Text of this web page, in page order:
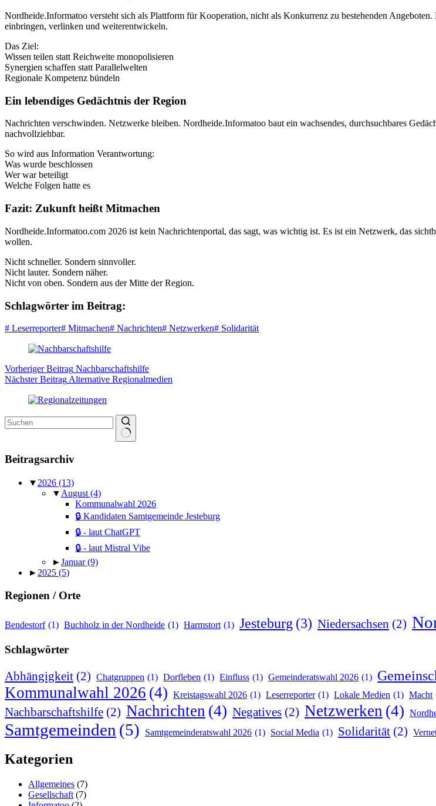
Nordheide.Informatoo versteht sich als Plattform für Kooperation, nicht als Konkurrenz zu bestehenden
einbringen, verlinken und weiterentwickeln.
Das Ziel:
Wissen teilen statt Reichweite monopolisieren
Synergien schaffen statt Parallelwelten
Regionale Kompetenz bündeln
Ein lebendiges Gedächtnis der Region
Nachrichten verschwinden. Netzwerke bleiben. Nordheide.Informatoo baut ein wachsendes, durchsuchbares
nachvollziehbar.
So wird aus Information Verantwortung:
Was wurde beschlossen
Wer war beteiligt
Welche Folgen hatte es
Fazit: Zukunft heißt Mitmachen
Nordheide.Informatoo.com 2026 ist kein Nachrichtenportal, das sagt, was wichtig ist. Es ist ein Netzwerk, das
wollen.
Nicht schneller. Sondern sinnvoller.
Nicht lauter. Sondern näher.
Nicht von oben. Sondern aus der Mitte der Region.
Schlagwörter im Beitrag:
# Leserreporter# Mitmachen# Nachrichten# Netzwerken# Solidarität
VorherigerBeitrag Nachbarschaftshilfe
NächsterBeitrag Alternative Regionalmedien
Ergebnisse
Beitragsarchiv
▼ 2026 (13)
▼ August (4)
Kommunalwahl 2026
🔒 Kandidaten Samtgemeinde Jesteburg
🔒 - laut ChatGPT
🔒 - laut Mistral Vibe
►Januar(9)
► 2025 (5)
Regionen / Orte
Bendestorf (1) Buchholz in der Nordheide (1) Harmstort (1) Jesteburg (3) Niedersachsen (2)
Schlagwörter
Abhängigkeit (2) Chatgruppen (1) Dorfleben (1) Einfluss (1) Gemeinderatswahl 2026 (1)
Kommunalwahl 2026 (4) Kreistagswahl 2026 (1) Leserreporter (1) Lokale Medien (1) Macht
Nachbarschaftshilfe (2) Nachrichten (4) Negatives (2) Netzwerken (4)
Samtgemeinden (5) Samtgemeinderatswahl 2026 (1) Social Media (1) Solidarität (2)
Kategorien
Allgemeines (7)
Gesellschaft (7)